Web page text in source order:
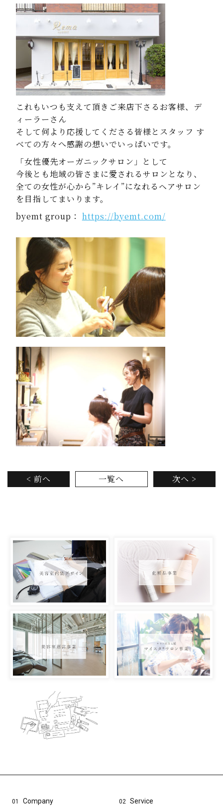
これもいつも支えて頂きご来店下さるお客様、デ
ィーラーさん
そして何より応援してくださる皆様とスタッフ す
べての方々へ感謝の想いでいっぱいです。
「女性優先オーガニックサロン」として
今後とも地域の皆さまに愛されるサロンとなり、
全ての女性が心から”キレイ”になれるヘアサロン
を目指してまいります。
byemt group： https://byemt.com/
< 前へ 一覧へ 次へ >
01 Company 02 Service